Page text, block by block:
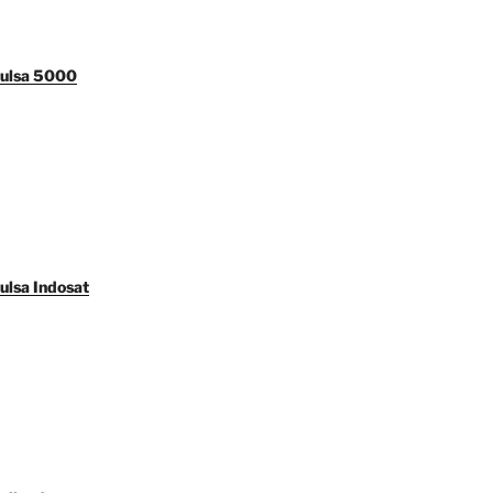
5000
Indosat